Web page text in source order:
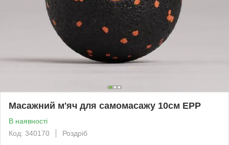
Масажний м'яч для самомасажу 10см EPP
В наявності
Код: 340170
Роздріб